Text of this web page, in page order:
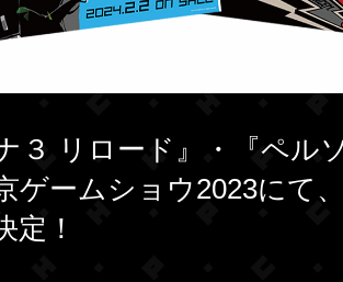
３ リロード』・『ペル
ゲームショウ2023にて
定！